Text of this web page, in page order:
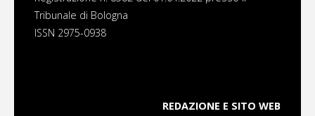
Tribunale di Bologna
ISSN 2975-0938
REDAZIONE E SITO WEB